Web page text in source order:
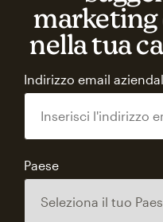
nella tua
Indirizzo email
Paese